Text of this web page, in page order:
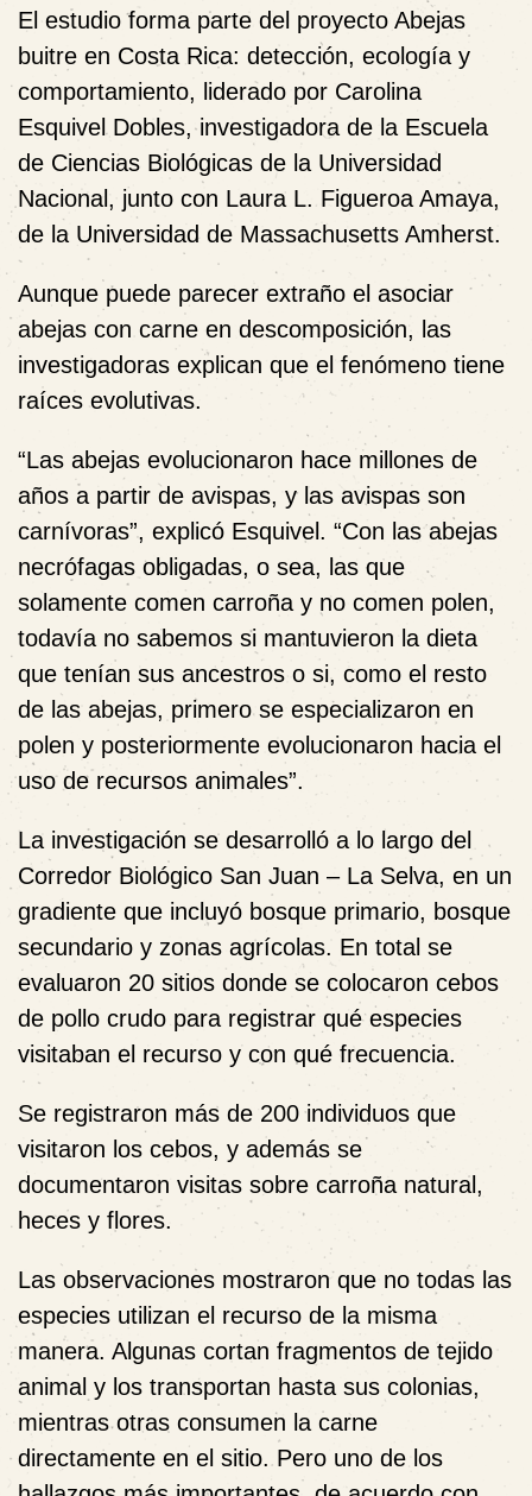
El estudio forma parte del proyecto Abejas
buitre en Costa Rica: detección, ecología y
comportamiento, liderado por Carolina
Esquivel Dobles, investigadora de la Escuela
de Ciencias Biológicas de la Universidad
Nacional, junto con Laura L. Figueroa Amaya,
de la Universidad de Massachusetts Amherst.
Aunque puede parecer extraño el asociar
abejas con carne en descomposición, las
investigadoras explican que el fenómeno tiene
raíces evolutivas.
“Las abejas evolucionaron hace millones de
años a partir de avispas, y las avispas son
carnívoras”, explicó Esquivel. “Con las abejas
necrófagas obligadas, o sea, las que
solamente comen carroña y no comen polen,
todavía no sabemos si mantuvieron la dieta
que tenían sus ancestros o si, como el resto
de las abejas, primero se especializaron en
polen y posteriormente evolucionaron hacia el
uso de recursos animales”.
La investigación se desarrolló a lo largo del
Corredor Biológico San Juan – La Selva, en un
gradiente que incluyó bosque primario, bosque
secundario y zonas agrícolas. En total se
evaluaron 20 sitios donde se colocaron cebos
de pollo crudo para registrar qué especies
visitaban el recurso y con qué frecuencia.
Se registraron más de 200 individuos que
visitaron los cebos, y además se
documentaron visitas sobre carroña natural,
heces y flores.
Las observaciones mostraron que no todas las
especies utilizan el recurso de la misma
manera. Algunas cortan fragmentos de tejido
animal y los transportan hasta sus colonias,
mientras otras consumen la carne
directamente en el sitio. Pero uno de los